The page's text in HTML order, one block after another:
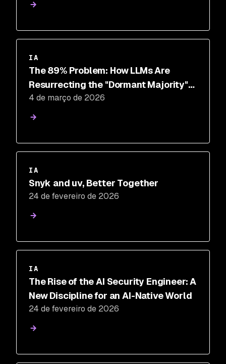
IA
The 89% Problem: How LLMs Are
Resurrecting the "Dormant Majority"
of Open Source
4 de março de 2026
IA
Snyk and uv, Better Together
24 de fevereiro de 2026
IA
The Rise of the AI Security Engineer: A
New Discipline for an AI-Native World
24 de fevereiro de 2026